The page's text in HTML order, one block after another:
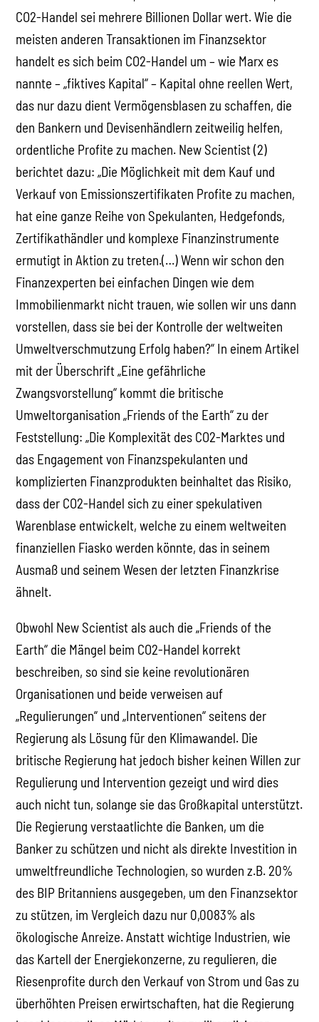
CO2-Handel sei mehrere Billionen Dollar wert. Wie die
meisten anderen Transaktionen im Finanzsektor
handelt es sich beim CO2-Handel um – wie Marx es
nannte – „fiktives Kapital“ – Kapital ohne reellen Wert,
das nur dazu dient Vermögensblasen zu schaffen, die
den Bankern und Devisenhändlern zeitweilig helfen,
ordentliche Profite zu machen. New Scientist (2)
berichtet dazu: „Die Möglichkeit mit dem Kauf und
Verkauf von Emissionszertifikaten Profite zu machen,
hat eine ganze Reihe von Spekulanten, Hedgefonds,
Zertifikathändler und komplexe Finanzinstrumente
ermutigt in Aktion zu treten.(…) Wenn wir schon den
Finanzexperten bei einfachen Dingen wie dem
Immobilienmarkt nicht trauen, wie sollen wir uns dann
vorstellen, dass sie bei der Kontrolle der weltweiten
Umweltverschmutzung Erfolg haben?“ In einem Artikel
mit der Überschrift „Eine gefährliche
Zwangsvorstellung“ kommt die britische
Umweltorganisation „Friends of the Earth“ zu der
Feststellung: „Die Komplexität des CO2-Marktes und
das Engagement von Finanzspekulanten und
komplizierten Finanzprodukten beinhaltet das Risiko,
dass der CO2-Handel sich zu einer spekulativen
Warenblase entwickelt, welche zu einem weltweiten
finanziellen Fiasko werden könnte, das in seinem
Ausmaß und seinem Wesen der letzten Finanzkrise
ähnelt.
Obwohl New Scientist als auch die „Friends of the
Earth“ die Mängel beim CO2-Handel korrekt
beschreiben, so sind sie keine revolutionären
Organisationen und beide verweisen auf
„Regulierungen“ und „Interventionen“ seitens der
Regierung als Lösung für den Klimawandel. Die
britische Regierung hat jedoch bisher keinen Willen zur
Regulierung und Intervention gezeigt und wird dies
auch nicht tun, solange sie das Großkapital unterstützt.
Die Regierung verstaatlichte die Banken, um die
Banker zu schützen und nicht als direkte Investition in
umweltfreundliche Technologien, so wurden z.B. 20%
des BIP Britanniens ausgegeben, um den Finanzsektor
zu stützen, im Vergleich dazu nur 0,0083% als
ökologische Anreize. Anstatt wichtige Industrien, wie
das Kartell der Energiekonzerne, zu regulieren, die
Riesenprofite durch den Verkauf von Strom und Gas zu
überhöhten Preisen erwirtschaften, hat die Regierung